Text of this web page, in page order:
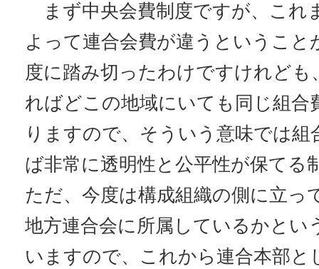
まず中央会費制度ですが、これ
よって連合会費が違うということ
度に踏み切ったわけですけれども
ればどこの地域にいても同じ組合
りますので、そういう意味では組
ば非常に透明性と公平性が保てる
ただ、今度は構成組織の側に立っ
地方連合会に所属しているかとい
いますので、これから連合本部と